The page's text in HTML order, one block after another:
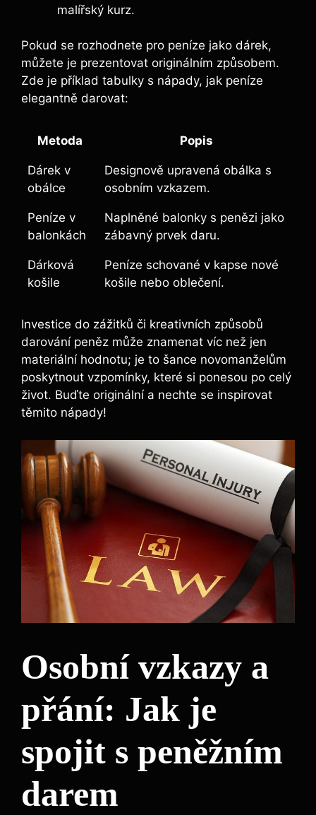
malířský kurz.
Pokud se rozhodnete pro peníze jako dárek,
můžete je prezentovat originálním způsobem.
Zde je příklad tabulky s nápady, jak peníze
elegantně darovat:
Metoda Popis
Dárek v
obálce
Designově upravená obálka s
osobním vzkazem.
Peníze v
balonkách
Naplněné balonky s penězi jako
zábavný prvek daru.
Dárková
košile
Peníze schované v kapse nové
košile nebo oblečení.
Investice do zážitků či kreativních způsobů
darování peněz může znamenat víc než jen
materiální hodnotu; je to šance novomanželům
poskytnout vzpomínky, které si ponesou po celý
život. Buďte originální a nechte se inspirovat
těmito nápady!
Osobní vzkazy a
přání: Jak je
spojit s peněžním
darem